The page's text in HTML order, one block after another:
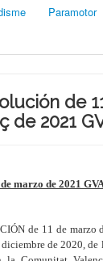
Paramotor
de
de 2021
marzo de 2021
de 11 de
de 2020,